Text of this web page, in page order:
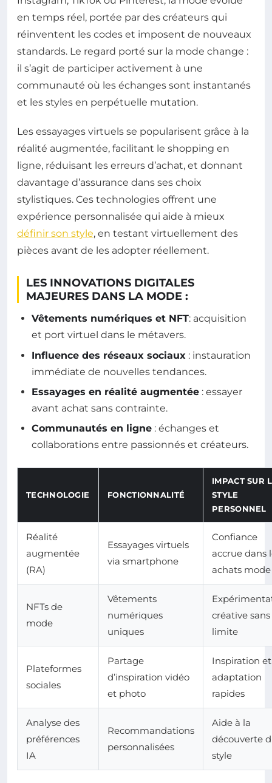
en temps réel, portée par des créateurs qui
réinventent les codes et imposent de nouveaux
standards. Le regard porté sur la mode change :
il s’agit de participer activement à une
communauté où les échanges sont instantanés
et les styles en perpétuelle mutation.
Les essayages virtuels se popularisent grâce à la
réalité augmentée, facilitant le shopping en
ligne, réduisant les erreurs d’achat, et donnant
davantage d’assurance dans ses choix
stylistiques. Ces technologies offrent une
expérience personnalisée qui aide à mieux
définir son style, en testant virtuellement des
pièces avant de les adopter réellement.
LES INNOVATIONS DIGITALES
MAJEURES DANS LA MODE :
Vêtements numériques et NFT: acquisition
et port virtuel dans le métavers.
Influence des réseaux sociaux : instauration
immédiate de nouvelles tendances.
Essayages en réalité augmentée : essayer
avant achat sans contrainte.
Communautés en ligne : échanges et
collaborations entre passionnés et créateurs.
TECHNOLOGIE FONCTIONNALITÉ
IMPACT SUR
STYLE
PERSONNEL
Réalité
augmentée
(RA)
Essayages virtuels
via smartphone
Confiance
accrue dans
achats mode
NFTs de
mode
Vêtements
numériques
uniques
créative sans
limite
Plateformes
sociales
Partage
d’inspiration vidéo
et photo
Inspiration et
adaptation
rapides
Analyse des
préférences
IA
Recommandations
personnalisées
Aide à la
découverte
style